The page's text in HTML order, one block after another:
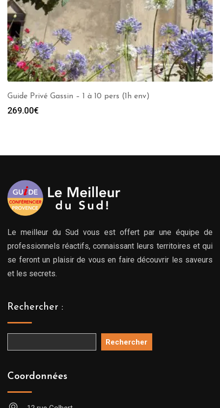
Guide Privé Gassin – 1 à 10 pers (1h env)
269.00€
Le meilleur du Sud vous est offert par une équipe de
professionnels réactifs, connaissant leurs territoires et qui
se feront un plaisir de vous en faire découvrir les saveurs
et les secrets.
Rechercher :
Rechercher
Coordonnées